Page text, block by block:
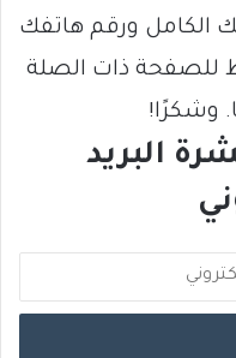
الكامل ورقم هاتفك
للصفحة ذات الصلة
وشكرًا!
البريد